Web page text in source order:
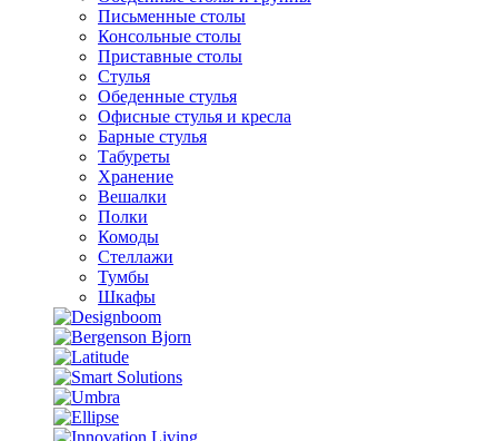
Письменные столы
Консольные столы
Приставные столы
Стулья
Обеденные стулья
Офисные стулья и кресла
Барные стулья
Табуреты
Хранение
Вешалки
Полки
Комоды
Стеллажи
Тумбы
Шкафы